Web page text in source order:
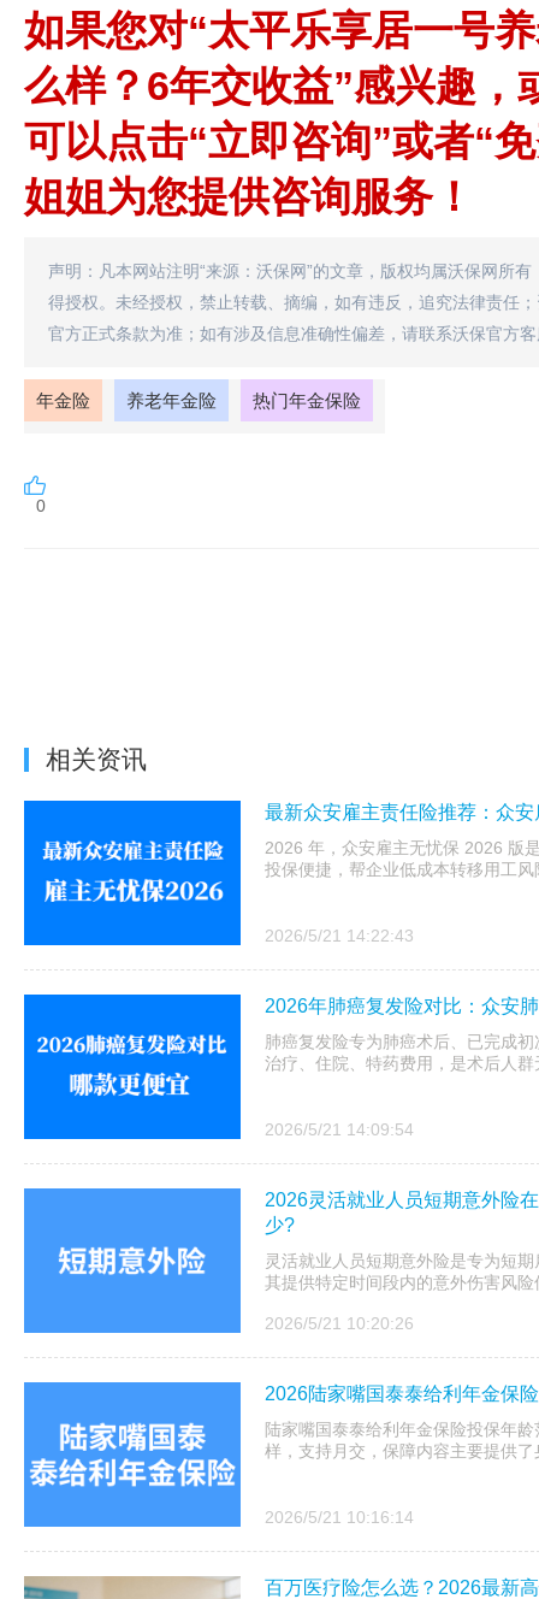
如果您对“太平乐享居一号
么样？6年交收益”感兴趣，
可以点击“立即咨询”或者“
姐姐为您提供咨询服务！
声明：凡本网站注明“来源：沃保网”的文章，版权均属沃保网所
得授权。未经授权，禁止转载、摘编，如有违反，追究法律责任
官方正式条款为准；如有涉及信息准确性偏差，请联系沃保官方
年金险 养老年金险 热门年金保险
0
相关资讯
最新众安雇主责任险推荐：众
2026 年，众安雇主无忧保 2026 版
投保便捷，帮企业低成本转移用工风
2026/5/21 14:22:43
2026年肺癌复发险对比：众安
肺癌复发险专为肺癌术后、已完成
治疗、住院、特药费用，是术后人
2026/5/21 14:09:54
2026灵活就业人员短期意外险
少?
灵活就业人员短期意外险是专为短
其提供特定时间段内的意外伤害风
2026/5/21 10:20:26
2026陆家嘴国泰泰给利年金保
陆家嘴国泰泰给利年金保险投保年
样，支持月交，保障内容主要提供
2026/5/21 10:16:14
百万医疗险怎么选？2026最新